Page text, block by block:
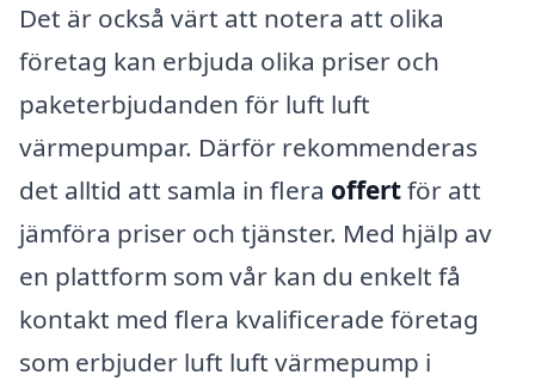
Det är också värt att notera att olika
företag kan erbjuda olika priser och
paketerbjudanden för luft luft
värmepumpar. Därför rekommenderas
det alltid att samla in flera offertför att
jämföra priser och tjänster. Med hjälp av
en plattform som vår kan du enkelt få
kontakt med flera kvalificerade företag
som erbjuder luft luft värmepump i